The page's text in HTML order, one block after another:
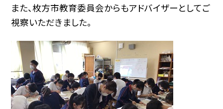
また、枚方市教育委員会からもアドバイザーとしてご
視察いただきました。